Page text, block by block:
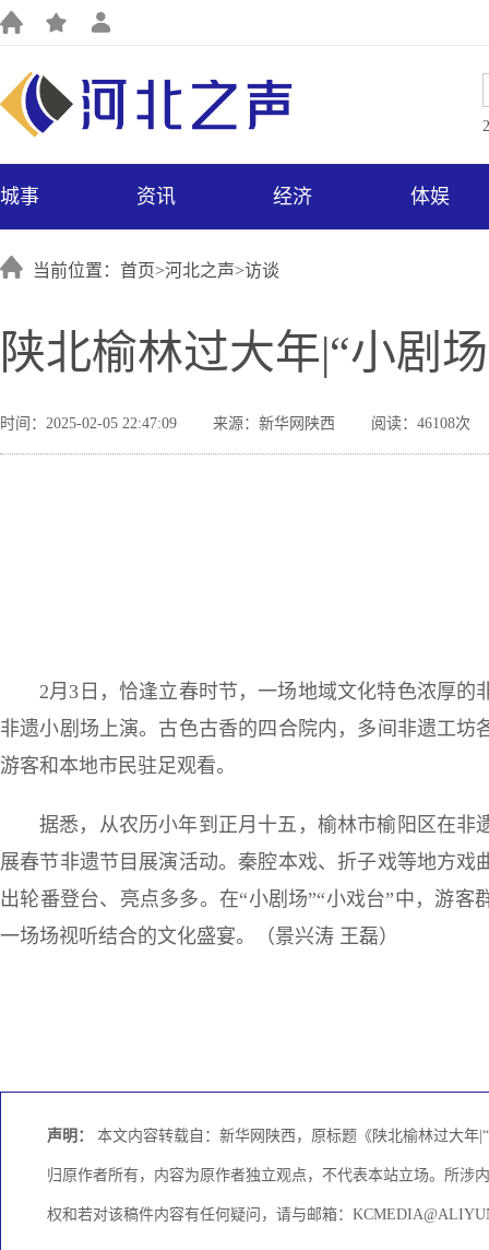
城事 资讯 经济 体娱
当前位置：首页>河北之声>访谈
陕北榆林过大年|“小剧
时间：2025-02-05 22:47:09 来源：新华网陕西 阅读：46108次
2月3日，恰逢立春时节，一场地域文化特色浓厚
非遗小剧场上演。古色古香的四合院内，多间非遗工
游客和本地市民驻足观看。
据悉，从农历小年到正月十五，榆林市榆阳区在
展春节非遗节目展演活动。秦腔本戏、折子戏等地方
出轮番登台、亮点多多。在“小剧场”“小戏台”中，游
一场场视听结合的文化盛宴。（景兴涛 王磊）
声明： 本文内容转载自：新华网陕西，原标题《陕北榆林过大年
归原作者所有，内容为原作者独立观点，不代表本站立场。所涉
权和若对该稿件内容有任何疑问，请与邮箱：